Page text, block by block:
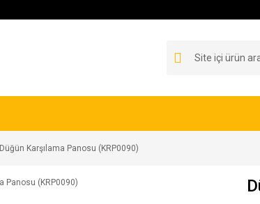
Düğün Karşılama Panosu (KRP0090)